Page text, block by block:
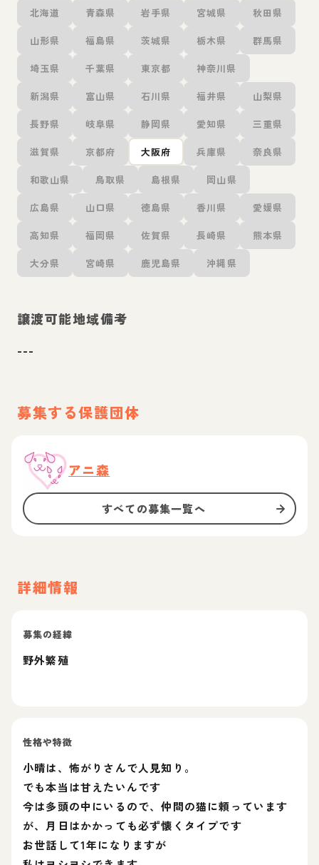
北海道 青森県 岩手県 宮城県 秋田県
山形県 福島県 茨城県 栃木県 群馬県
埼玉県 千葉県 東京都 神奈川県
新潟県 富山県 石川県 福井県 山梨県
長野県 岐阜県 静岡県 愛知県 三重県
滋賀県 京都府 大阪府 兵庫県 奈良県
和歌山県 鳥取県 島根県 岡山県
広島県 山口県 徳島県 香川県 愛媛県
高知県 福岡県 佐賀県 長崎県 熊本県
大分県 宮崎県 鹿児島県 沖縄県
譲渡可能地域備考
---
募集する保護団体
アニ森
すべての募集一覧へ
詳細情報
募集の経緯
野外繁殖
性格や特徴
小晴は、怖がりさんで人見知り。
でも本当は甘えたいんです
今は多頭の中にいるので、仲間の猫に頼っています
が、月日はかかっても必ず懐くタイプです
お世話して1年になりますが